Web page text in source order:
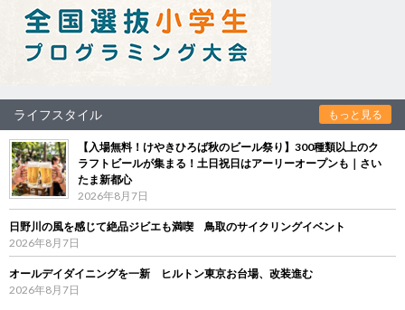
ライフスタイル もっと見る
【入場無料！けやきひろば秋のビール祭り】300種類以上のク
ラフトビールが集まる！土日祝日はアーリーオープンも｜さい
たま新都心
2026年8月7日
日野川の風を感じて絶品ジビエも満喫 鳥取のサイクリングイベント
2026年8月7日
オールデイダイニングを一新 ヒルトン東京お台場、改装進む
2026年8月7日